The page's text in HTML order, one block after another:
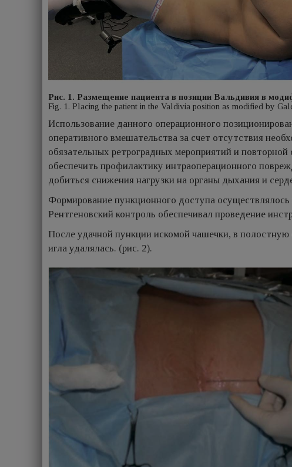
Рис. 1. Размещение пациента в позиции Вальдивия в
Fig. 1. Placing the patient in the Valdivia position as modified by
Использование данного операционного
оперативного вмешательства за счет отсутствия
обязательных ретроградных мероприятий и
обеспечить профилактику интраоперационного
добиться снижения нагрузки на органы дыхания и
Формирование пункционного доступа
Рентгеновский контроль обеспечивал проведение
После удачной пункции искомой чашечки, в
игла удалялась. (рис. 2).